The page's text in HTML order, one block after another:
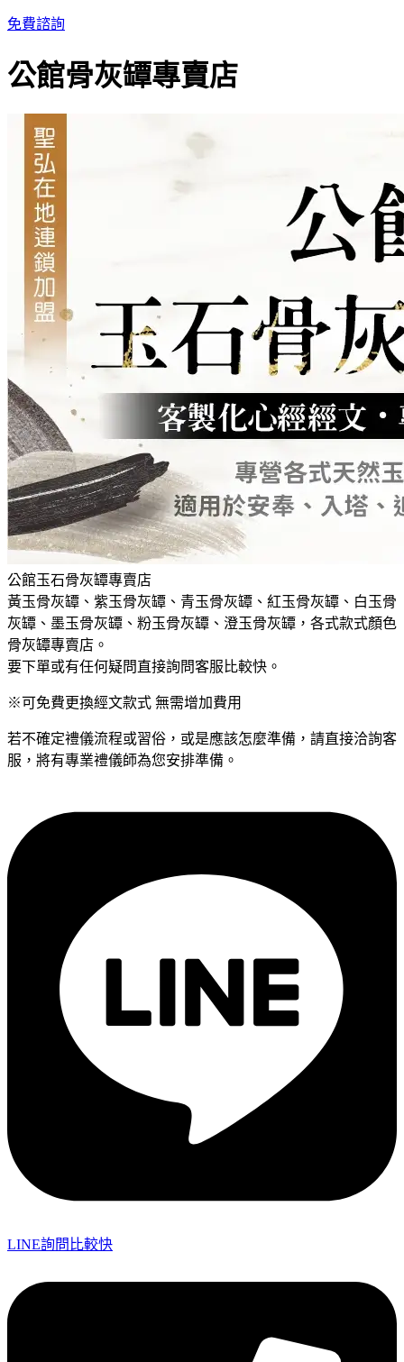
免費諮詢
公館骨灰罈專賣店
公館玉石骨灰罈專賣店
黃玉骨灰罈、紫玉骨灰罈、青玉骨灰罈、紅玉骨灰罈、白玉骨
灰罈、墨玉骨灰罈、粉玉骨灰罈、澄玉骨灰罈，各式款式顏色
骨灰罈專賣店。
要下單或有任何疑問直接詢問客服比較快。
※可免費更換經文款式 無需增加費用
若不確定禮儀流程或習俗，或是應該怎麼準備，請直接洽詢客
服，將有專業禮儀師為您安排準備。
LINE詢問比較快